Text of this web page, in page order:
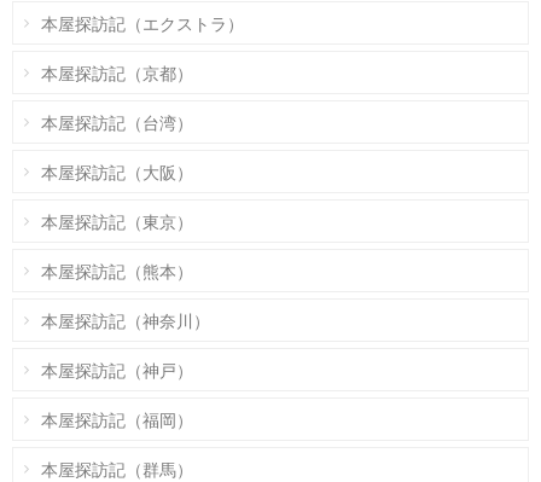
本屋探訪記（エクストラ）
本屋探訪記（京都）
本屋探訪記（台湾）
本屋探訪記（大阪）
本屋探訪記（東京）
本屋探訪記（熊本）
本屋探訪記（神奈川）
本屋探訪記（神戸）
本屋探訪記（福岡）
本屋探訪記（群馬）